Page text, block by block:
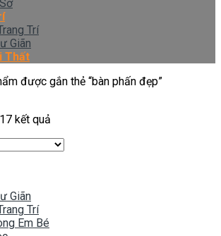
Trí
Giãn
Thất
được gắn thẻ “bàn phấn đẹp”
kết quả
Giãn
Trí
Em Bé